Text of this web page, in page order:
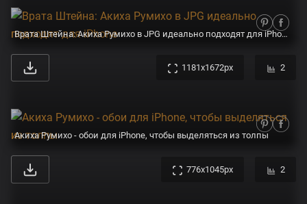
Врата Штейна: Акиха Румихо в JPG идеально подходят для iPhone
1181x1672px 2
Акиха Румихо - обои для iPhone, чтобы выделяться из толпы
776x1045px 2